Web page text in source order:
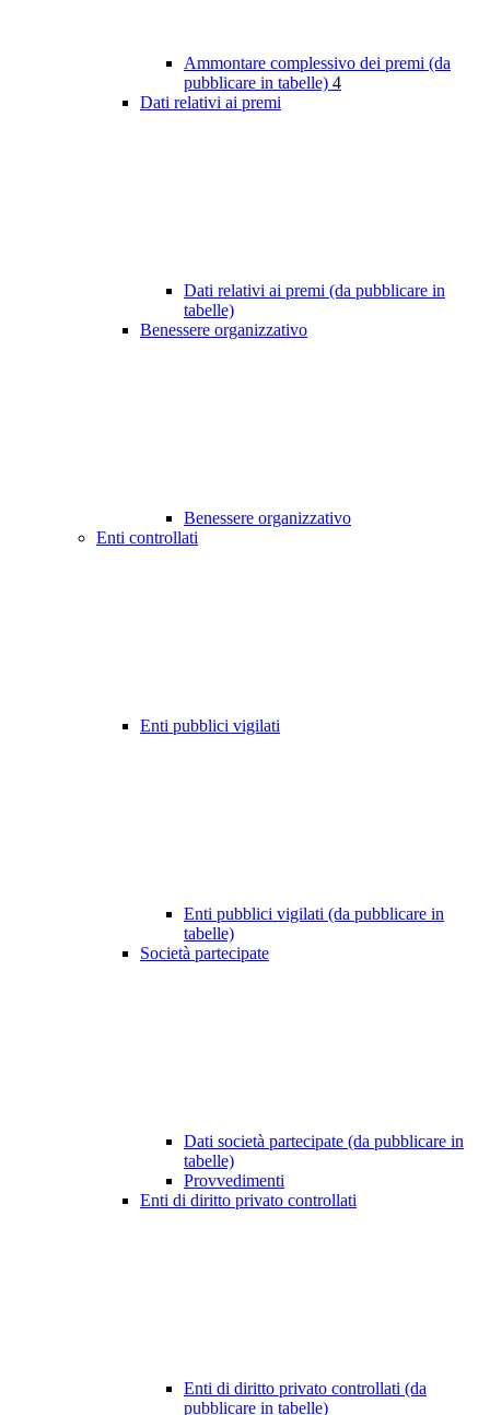
Ammontare complessivo dei premi (da
pubblicare in tabelle) 4
Dati relativi ai premi
Dati relativi ai premi (da pubblicare in
tabelle)
Benessere organizzativo
Benessere organizzativo
Enti controllati
Enti pubblici vigilati
Enti pubblici vigilati (da pubblicare in
tabelle)
Società partecipate
Dati società partecipate (da pubblicare in
tabelle)
Provvedimenti
Enti di diritto privato controllati
Enti di diritto privato controllati (da
pubblicare in tabelle)